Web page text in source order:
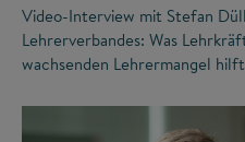
Video-Interview mit Stefan
Lehrerverbandes: Was
wachsenden Lehrermangel